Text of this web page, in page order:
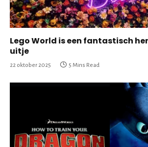
Lego World is een fantastisch
uitje
22 oktober 2025 5 Mins Read